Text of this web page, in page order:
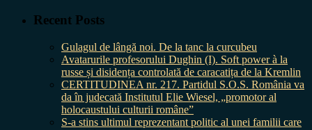
Recent Posts
Gulagul de lângă noi. De la tanc la curcubeu
Avatarurile profesorului Dughin (I). Soft power à la
russe și disidența controlată de caracatița de la Kremlin
CERTITUDINEA nr. 217. Partidul S.O.S. România va
da în judecată Institutul Elie Wiesel, „promotor al
holocaustului culturii române”
S-a stins ultimul reprezentant politic al unei familii care